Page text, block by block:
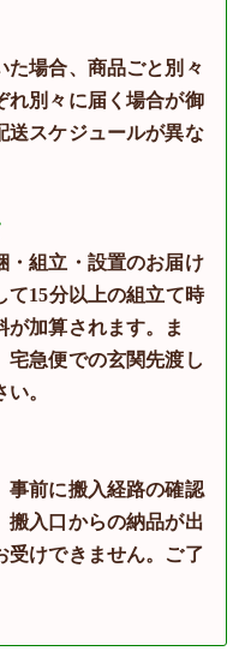
た場合、商品ごと別々
れ別々に届く場合が御
送スケジュールが異な
・組立・設置のお届け
て15分以上の組立て時
が加算されます。ま
宅急便での玄関先渡し
。
事前に搬入経路の確認
搬入口からの納品が出
受けできません。ご了